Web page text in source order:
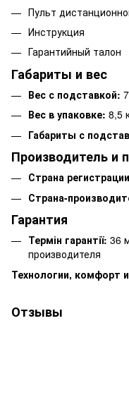
Пульт
Инструкция
Гарантийный талон
Габариты и вес
Вес с подставкой:
Вес в упаковке: 8,5
Габариты с
Производитель и
Страна
Страна-
Гарантия
Термін гарантії: 36
производителя
Технологии, комфорт
Отзывы